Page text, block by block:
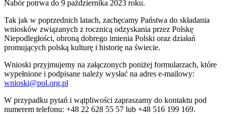
Nabór potrwa do 9 października 2023 roku.
Tak jak w poprzednich latach, zachęcamy Państwa do składania
wniosków związanych z rocznicą odzyskania przez Polskę
Niepodległości, obroną dobrego imienia Polski oraz działań
promujących polską kulturę i historię na świecie.
Wnioski przyjmujemy na załączonych poniżej formularzach, które
wypełnione i podpisane należy wysłać na adres e-mailowy:
wnioski@pol.org.pl
W przypadku pytań i wątpliwości zapraszamy do kontaktu pod
numerem telefonu: +48 22 628 55 57 lub +48 516 199 169.